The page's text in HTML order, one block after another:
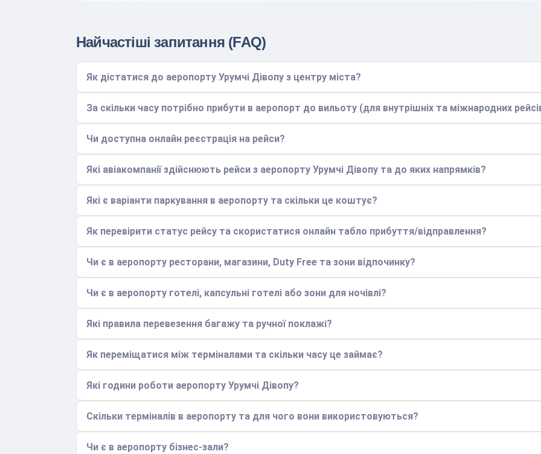
Найчастіші запитання (FAQ)
Як дістатися до аеропорту Урумчі Дівопу з центру міста?
За скільки часу потрібно прибути в аеропорт до вильоту (для внутрішніх та міжнародних
Чи доступна онлайн реєстрація на рейси?
Які авіакомпанії здійснюють рейси з аеропорту Урумчі Дівопу та до яких напрямків?
Які є варіанти паркування в аеропорту та скільки це коштує?
Як перевірити статус рейсу та скористатися онлайн табло прибуття/відправлення?
Чи є в аеропорту ресторани, магазини, Duty Free та зони відпочинку?
Чи є в аеропорту готелі, капсульні готелі або зони для ночівлі?
Які правила перевезення багажу та ручної поклажі?
Як переміщатися між терміналами та скільки часу це займає?
Які години роботи аеропорту Урумчі Дівопу?
Скільки терміналів в аеропорту та для чого вони використовуються?
Чи є в аеропорту бізнес-зали?